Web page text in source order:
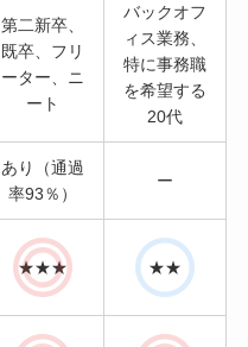
第二新卒、
既卒、フリ
ーター、ニ
ート
バックオフ
ィス業務、
特に事務職
を希望する
20代
あり（通過
率93％）
ー
★★★ ★★